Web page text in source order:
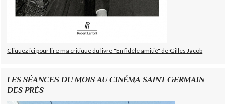
Cliquez ici pour lire ma critique du livre "En fidèle amitié" de Gilles Jacob
LES SÉANCES DU MOIS AU CINÉMA SAINT GERMAIN
DES PRÉS